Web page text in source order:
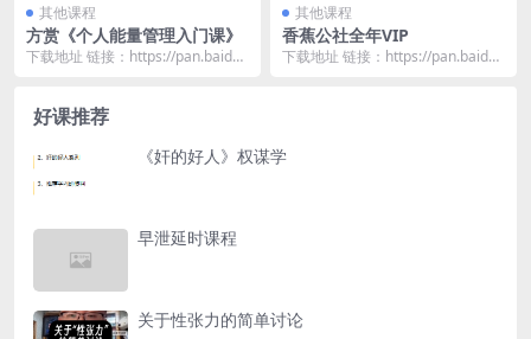
其他课程
方赏《个人能量管理入门课》
下载地址 链接：https://pan.baidu.
其他课程
香蕉公社全年VIP
下载地址 链接：https://pan.baidu.
好课推荐
《奸的好人》权谋学
早泄延时课程
关于性张力的简单讨论